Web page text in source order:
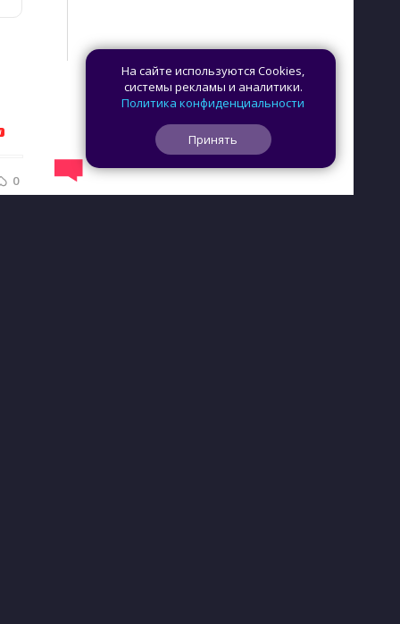
На сайте используются Cookies,
системы рекламы и аналитики.
Политика конфиденциальности
Принять